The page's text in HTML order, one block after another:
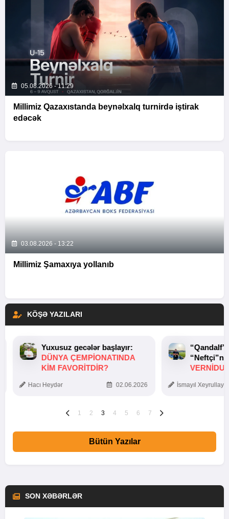
05.08.2026 - 11:29
Millimiz Qazaxıstanda beynəlxalq turnirdə iştirak
edəcək
03.08.2026 - 13:22
Millimiz Şamaxıya yollanıb
KÖŞƏ YAZILARI
Yuxusuz gecələr başlayır:
DÜNYA ÇEMPIONATINDA
KIM FAVORITDIR?
Hacı Heydər 02.06.2026 İsmayıl
1 2 3 4 5 6 7
Bütün Yazılar
SON XƏBƏRLƏR